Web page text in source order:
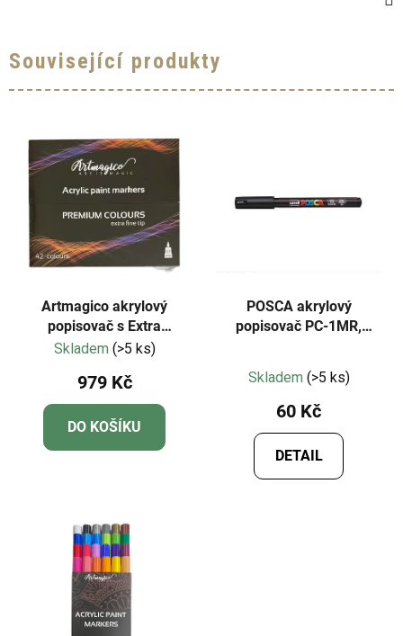
Související produkty
Artmagico akrylový
popisovač s Extra
jemným hrotem (0,7 mm)
Skladem (>5 ks)
979 Kč
DO KOŠÍKU
POSCA akrylový
popisovač PC-1MR,
hodnocení
produktu
je
5,0
z
Skladem (>5 ks)
60 Kč
DETAIL